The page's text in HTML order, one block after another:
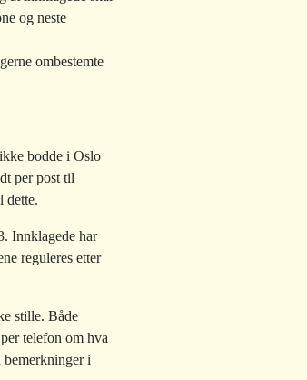
og neste
ombestemte
bodde i Oslo
per post til
dette.
Innklagede har
reguleres etter
stille. Både
telefon om hva
i